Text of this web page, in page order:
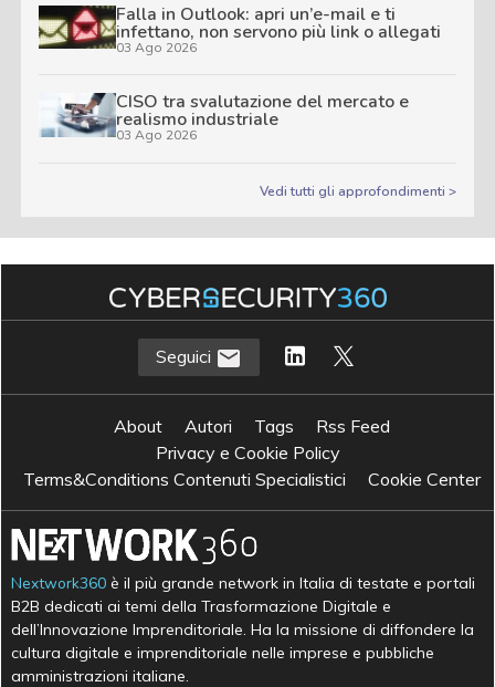
Falla in Outlook: apri un’e-mail e ti
infettano, non servono più link o allegati
03 Ago 2026
CISO tra svalutazione del mercato e
realismo industriale
03 Ago 2026
Vedi tutti gli approfondimenti >
Seguici
About Autori Tags
Rss Feed
Privacy e Cookie Policy
Terms&Conditions Contenuti Specialistici
Cookie Center
Nextwork360 è il più grande network in Italia di testate e portali
B2B dedicati ai temi della Trasformazione Digitale e
dell’Innovazione Imprenditoriale. Ha la missione di diffondere la
cultura digitale e imprenditoriale nelle imprese e pubbliche
amministrazioni italiane.